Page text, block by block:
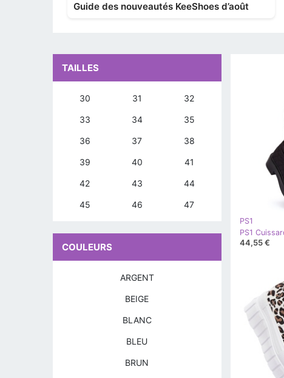
Guide des nouveautés KeeShoes d’août
PS1
44,55 €
TAILLES
30 31 32
33 34 35
36 37 38
39 40 41
42 43 44
45 46 47
COULEURS
ARGENT
BEIGE
BLANC
BLEU
BRUN